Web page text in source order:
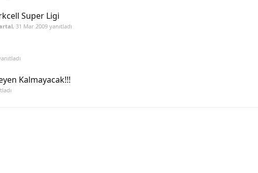
Super Ligi
, 31 Mar 2009yanıtladı
Kalmayacak!!!